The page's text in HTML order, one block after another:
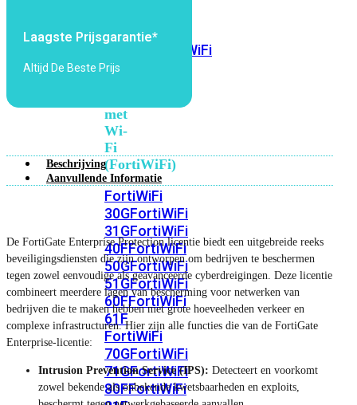
FortiWiFi
met
Wi-
Fi
(FortiWiFi)
FortiWiFi
30GFortiWiFi
31GFortiWiFi
40FFortiWiFi
50GFortiWiFi
51GFortiWiFi
60FFortiWiFi
61F
FortiWiFi
70GFortiWiFi
71GFortiWiFi
80FFortiWiFi
Laagste Prijsgarantie*
Altijd De Beste Prijs
Beschrijving
Aanvullende Informatie
De FortiGate Enterprise Protection licentie biedt een uitgebreide reeks
beveiligingsdiensten die zijn ontworpen om bedrijven te beschermen
tegen zowel eenvoudige als geavanceerde cyberdreigingen. Deze licentie
combineert meerdere lagen van bescherming voor netwerken van
bedrijven die te maken hebben met grote hoeveelheden verkeer en
complexe infrastructuren. Hier zijn alle functies die van de FortiGate
Enterprise-licentie:
Intrusion Prevention Service (IPS): Detecteert en voorkomt
zowel bekende als onbekende kwetsbaarheden en exploits,